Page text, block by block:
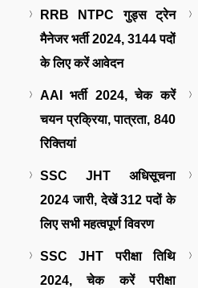
RRB NTPC गुड्स ट्रेन
मैनेजर भर्ती 2024, 3144 पदों
के लिए करें आवेदन
AAI भर्ती 2024, चेक करें
चयन प्रक्रिया, पात्रता, 840
रिक्तियां
SSC JHT अधिसूचना
2024 जारी, देखें 312 पदों के
लिए सभी महत्वपूर्ण विवरण
SSC JHT परीक्षा तिथि
2024, चेक करें परीक्षा